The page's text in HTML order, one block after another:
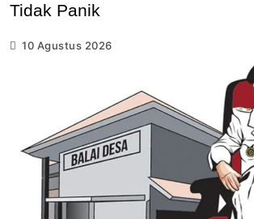
Tidak Panik
10 Agustus 2026